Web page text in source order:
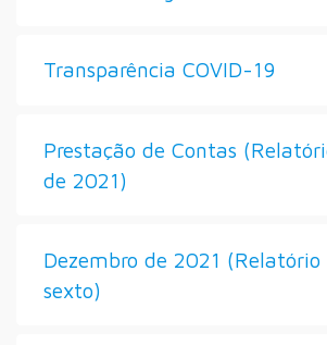
Transparência COVID-19
Prestação de Contas
de 2021)
Dezembro de 2021
sexto)